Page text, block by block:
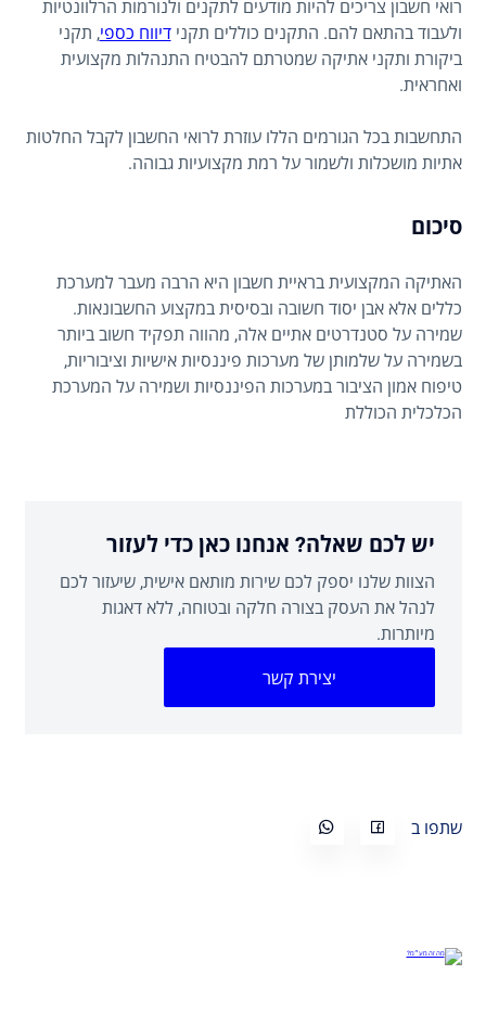
רואי חשבון צריכים להיות מודעים לתקנים ולנורמות הרלוונטיות
ולעבוד בהתאם להם. התקנים כוללים תקנידיווח כספי, תקני
ביקורת ותקני אתיקה שמטרתם להבטיח התנהלות מקצועית
ואחראית.
התחשבות בכל הגורמים הללו עוזרת לרואי החשבון לקבל החלטות
אתיות מושכלות ולשמור על רמת מקצועיות גבוהה.
סיכום
האתיקה המקצועית בראיית חשבון היא הרבה מעבר למערכת
כללים אלא אבן יסוד חשובה ובסיסית במקצוע החשבונאות.
שמירה על סטנדרטים אתיים אלה, מהווה תפקיד חשוב ביותר
בשמירה על שלמותן של מערכות פיננסיות אישיות וציבוריות,
טיפוח אמון הציבור במערכות הפיננסיות ושמירה על המערכת
הכלכלית הכוללת
יש לכם שאלה? אנחנו כאן כדי לעזור
הצוות שלנו יספק לכם שירות מותאם אישית, שיעזור לכם
לנהל את העסק בצורה חלקה ובטוחה, ללא דאגות
מיותרות.
יצירת קשר
שתפו ב